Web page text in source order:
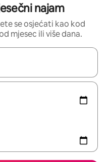
najam
se osjećati kao kod
mjesec ili više dana.
ćete ih pregledati